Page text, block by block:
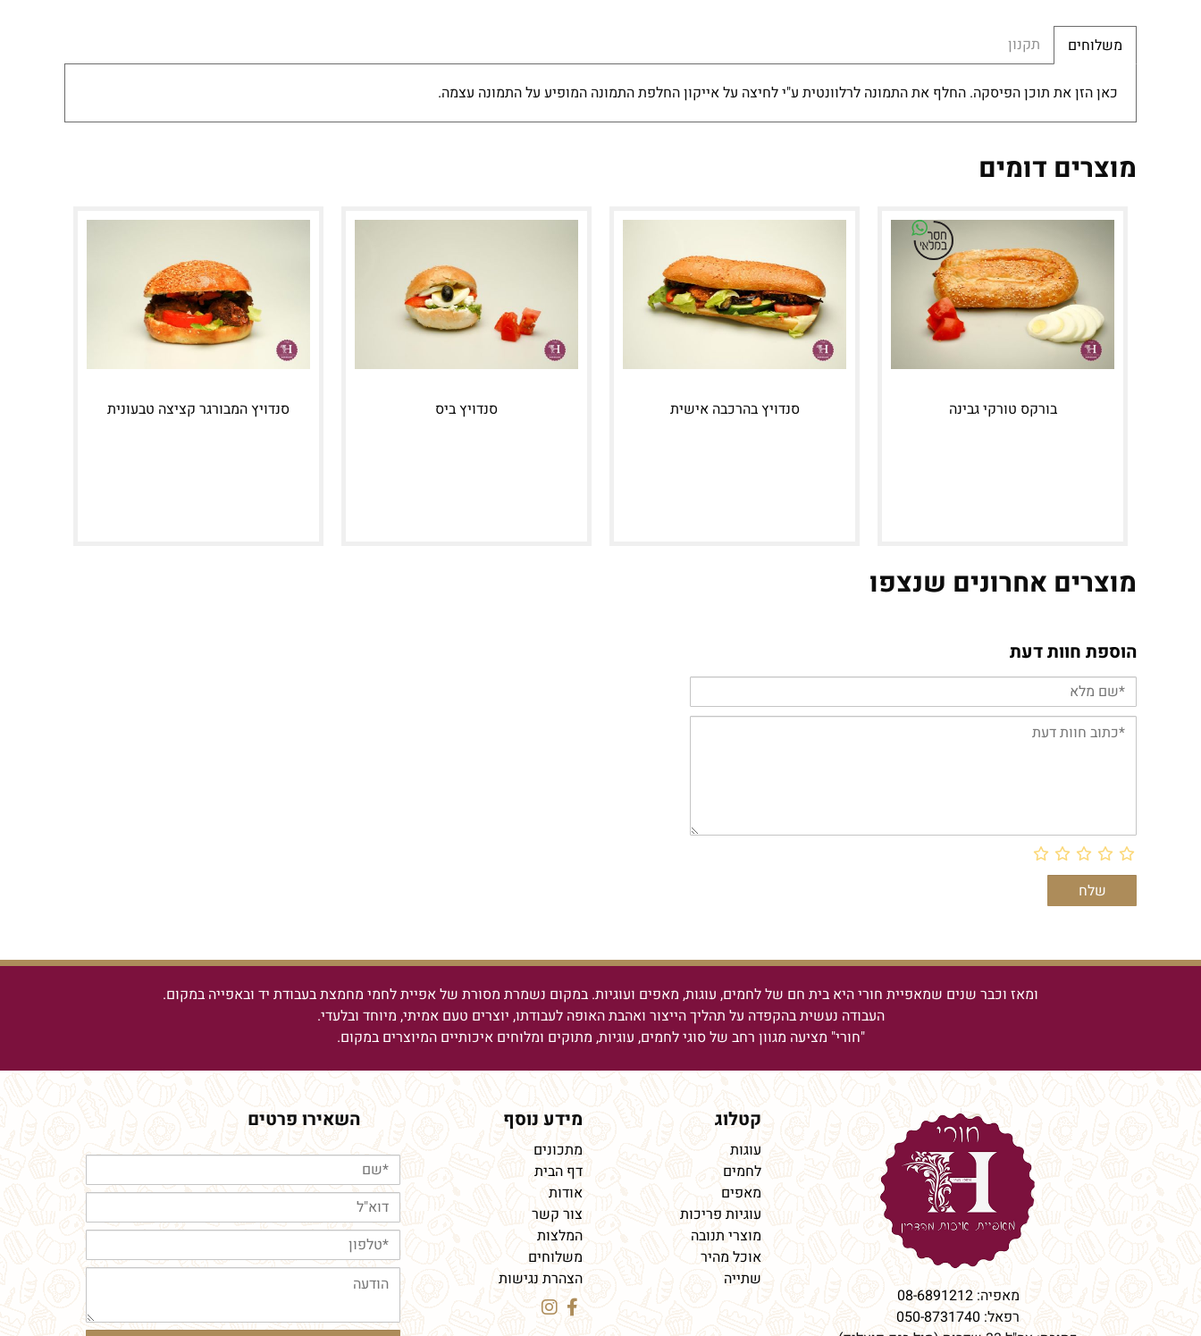
משלוחים תקנון
כאן הזן את תוכן הפיסקה. החלף את התמונה לרלוונטית ע"י לחיצה על אייקון החלפת התמונה המופיע על התמונה עצמה.
מוצרים דומים
בורקס טורקי גבינה סנדויץ בהרכבה אישית סנדויץ ביס סנדויץ המבורגר קציצה טבעונית
מוצרים אחרונים שנצפו
הוספת חוות דעת
ומאז וכבר שנים שמאפיית חורי היא בית חם של לחמים, עוגות, מאפים ועוגיות. במקום נשמרת מסורת של אפיית לחמי מחמצת בעבודת יד ובאפייה במקום.
העבודה נעשית בהקפדה על תהליך הייצור ואהבת האופה לעבודתו, יוצרים טעם אמיתי, מיוחד ובלעדי.
"חורי" מציעה מגוון רחב של סוגי לחמים, עוגיות, מתוקים ומלוחים איכותיים המיוצרים במקום.
מאפיה:08-6891212
רפאל: 050-8731740
קטלוג
עוגות
לחמים
מאפים
עוגיות פריכות
מוצרי תנובה
אוכל מהיר
שתייה
מידע נוסף
מתכונים
דף הבית
אודות
צור קשר
המלצות
משלוחים
הצהרת נגישות
השאירו פרטים